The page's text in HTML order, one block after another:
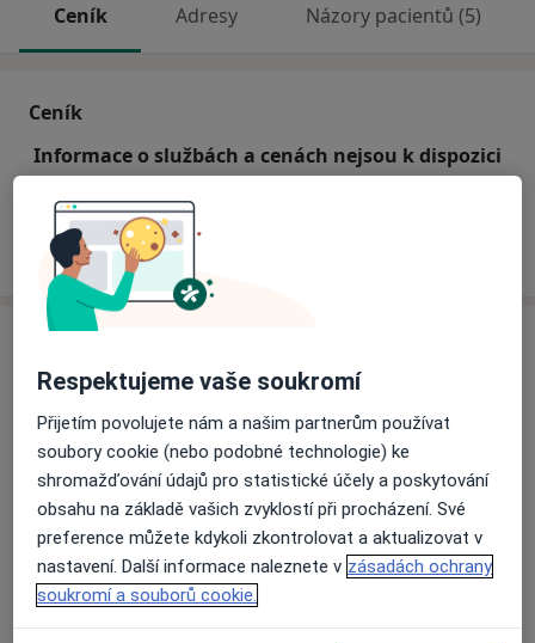
Ceník Adresy Názory pacientů (5)
Ceník
Informace o službách a cenách nejsou k dispozici
Adresa
Gynekologická ambulance
Štefáikova 1301, Kopřivnice
Přiblížit mapuse otevře v nové záložce
Dostupnost
Na této adrese online kalendář není aktivní
Co mám v takové situaci udělat?
Respektujeme vaše soukromí
Přijetím povolujete nám a našim partnerům používat
soubory cookie (nebo podobné technologie) ke
shromažďování údajů pro statistické účely a poskytování
obsahu na základě vašich zvyklostí při procházení. Své
preference můžete kdykoli zkontrolovat a aktualizovat v
nastavení. Další informace naleznete v zásadách ochrany
soukromí a souborů cookie.